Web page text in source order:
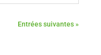
Entrées suivantes »